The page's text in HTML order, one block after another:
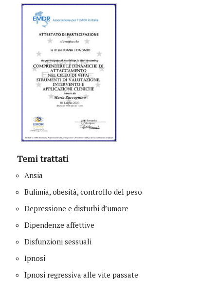
Temi trattati
Ansia
Bulimia, obesità, controllo del peso
Depressione e disturbi d’umore
Dipendenze affettive
Disfunzioni sessuali
Ipnosi
Ipnosi regressiva alle vite passate